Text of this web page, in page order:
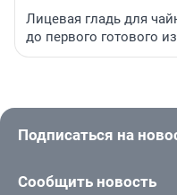
Лицевая гладь для
до первого готового
Подписаться на
Сообщить новость